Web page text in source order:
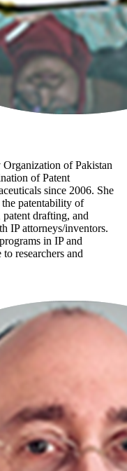
of Pakistan
of Patent
since 2006. She
patentability of
patent drafting, and
IP attorneys/inventors.
in IP and
researchers and